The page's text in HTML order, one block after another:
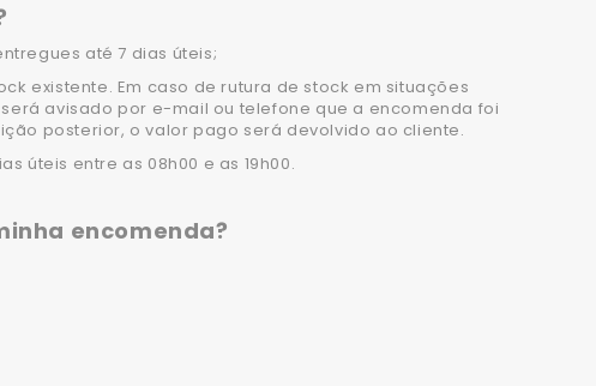
até 7 dias úteis;
existente. Em caso de rutura de stock em situações
avisado por e-mail ou telefone que a encomenda foi
posterior, o valor pago será devolvido ao cliente.
úteis entre as 08h00 e as 19h00.
encomenda?